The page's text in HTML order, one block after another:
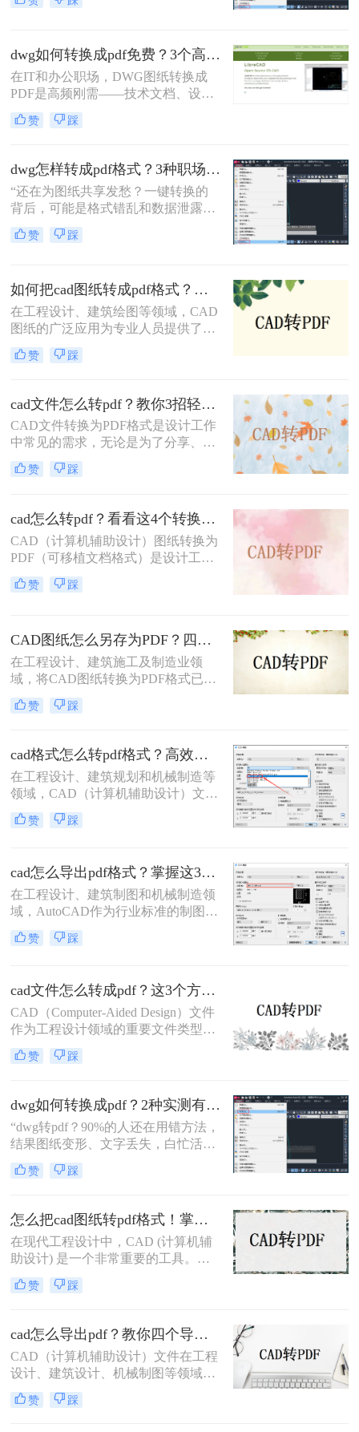
程师在交付文件时最怕听到的一句
防篡改的刚性需求。
dwg如何转换成pdf免费？3个高效精准方法，职场人亲测无坑！
在IT和办公职场，DWG图纸转换成
PDF是高频刚需——技术文档、设计
稿、项目报告常需PDF格式分享或打
印。但市面上多数工具转换不精准
（需装软件、调参数），甚至收费陷
阱频出。作为深耕办公软件测评7年
的小编，我亲测了20+方案，排除
WPS、命令行、迅捷等工具，只聚焦
真正免费、有效、安全的路径。今天
分享3个方法，助你告别“转换焦虑”，
赞 踩
dwg怎样转成pdf格式？3种职场人必备的高效方法，最后一招绝了！
“还在为图纸共享发愁？一键转换的
背后，可能是格式错乱和数据泄露的
双重陷阱。” 作为从业多年的办公软
件测评博主，我见过太多人因选错转
赞 踩
如何把cad图纸转成pdf格式？这四种方法轻松转换！
在工程设计、建筑绘图等领域，CAD
图纸的广泛应用为专业人员提供了极
大的便利。然而，有时我们需要将
CAD图纸转换成PDF格式，以便在不
打印。PDF格式因其跨平台性、一致
性和不可编辑性等特点，成为了理想
的转换格式。那么如何把cad图纸转成
pdf格式呢？本文将介绍四种将CAD
图纸转换成PDF格式的实用方法。
赞 踩
cad文件怎么转pdf？教你3招轻松解决！
CAD文件转换为PDF格式是设计工作
中常见的需求，无论是为了分享、存
档还是打印，PDF格式都能提供高质
量的输出。那么CAD文件怎么转PDF
为PDF的方法。
赞 踩
cad怎么转pdf？看看这4个转换方法！
CAD（计算机辅助设计）图纸转换为
PDF（可移植文档格式）是设计工作
中常见的需求。PDF格式不仅具有良
好的兼容性和可读性，还能有效保护
图纸转换为PDF的高效方法。
赞 踩
CAD图纸怎么另存为PDF？四种简单实用的方法推荐
在工程设计、建筑施工及制造业领
域，将CAD图纸转换为PDF格式已成
为日常工作的标准流程。PDF格式凭
借跨平台兼容性强、文件体积适中、
优势，被广泛应用于图纸提交、客户
审阅、档案存档及移动设备查看等场
景。
赞 踩
cad格式怎么转pdf格式？高效的五大方法详解！
在工程设计、建筑规划和机械制造等
领域，CAD（计算机辅助设计）文件
是传递设计思想的核心载体。然而，
当需要向客户、评审方或非技术背景
是最佳选择。此时，PDF（便携式文
档格式）以其跨平台、格式固定、易
于查看且体积小巧的优势，成为分享
和归档图纸的首选。
赞 踩
cad怎么导出pdf格式？掌握这3招就够了！
在工程设计、建筑制图和机械制造领
域，AutoCAD作为行业标准的制图软
件，其生成的DWG文件是工作的核
心。然而，在文件交付、图纸审查、
的特性，成为了无可替代的交换媒
介。掌握在AutoCAD中高效、高质量
地导出PDF，是每一位CAD用户的必
备技能。那么cad怎么导出pdf格式
呢？
赞 踩
cad文件怎么转成pdf？这3个方法可以一试！
CAD（Computer-Aided Design）文件
作为工程设计领域的重要文件类型，
经常需要转换为PDF（Portable
Document Format）格式以便于共享、
pdf呢？本文将介绍三种将CAD文件
转换为PDF的高效方法。
赞 踩
dwg如何转换成pdf？2种实测有效技巧，精准无损告别格式混乱！
“dwg转pdf？90%的人还在用错方法，
结果图纸变形、文字丢失，白忙活一
整天！”在IT、设计与工程领域，dwg
文件转pdf是职场日常刚需。但你是否
糊、甚至关键标注消失？根据行业调
研，超70%的办公人群因转换工具不
靠谱，每天浪费15分钟以上处理格式
问题。
赞 踩
怎么把cad图纸转pdf格式！掌握这3种方法就可以
在现代工程设计中，CAD (计算机辅
助设计) 是一个非常重要的工具。
CAD软件允许工程师们创建准确且详
细的图纸，以便进行设计和分析。然
转换为PDF格式，以便与他人共享或
打印。现在让我们来探讨一下怎么把
cad图纸转pdf格式。
赞 踩
cad怎么导出pdf？教你四个导出方法！
CAD（计算机辅助设计）文件在工程
设计、建筑设计、机械制图等领域中
扮演着重要角色。有时，我们需要将
这些CAD文件导出为PDF格式，以便
赞 踩